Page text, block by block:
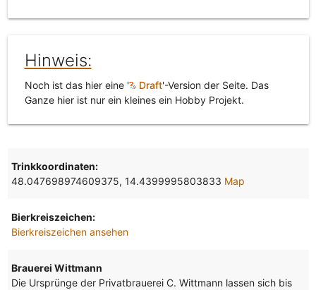
Hinweis:
Noch ist das hier eine ' Draft'-Version der Seite. Das
Ganze hier ist nur ein kleines ein Hobby Projekt.
Trinkkoordinaten:
48.047698974609375, 14.4399995803833 Map
Bierkreiszeichen:
Bierkreiszeichen ansehen
Brauerei Wittmann
Die Ursprünge der Privatbrauerei C. Wittmann lassen sich bis